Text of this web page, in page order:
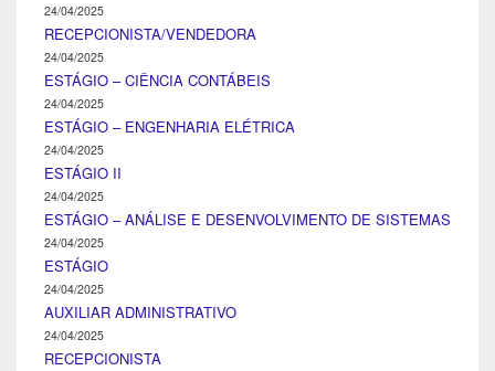
24/04/2025
RECEPCIONISTA/VENDEDORA
24/04/2025
ESTÁGIO – CIÊNCIA CONTÁBEIS
24/04/2025
ESTÁGIO – ENGENHARIA ELÉTRICA
24/04/2025
ESTÁGIO II
24/04/2025
ESTÁGIO – ANÁLISE E DESENVOLVIMENTO DE SISTEMAS
24/04/2025
ESTÁGIO
24/04/2025
AUXILIAR ADMINISTRATIVO
24/04/2025
RECEPCIONISTA